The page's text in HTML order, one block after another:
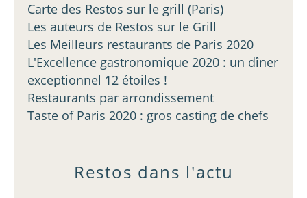
Carte des Restos sur le grill (Paris)
Les auteurs de Restos sur le Grill
Les Meilleurs restaurants de Paris 2020
L'Excellence gastronomique 2020 : un dîner
exceptionnel 12 étoiles !
Restaurants par arrondissement
Taste of Paris 2020 : gros casting de chefs
Restos dans l'actu